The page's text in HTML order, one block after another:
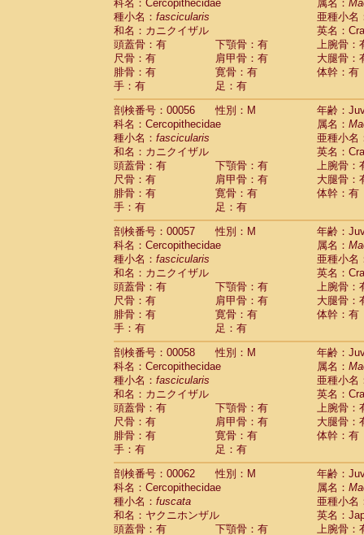
(0)
Cercopithecidae hybrid(1)
Cercopithecidae (0)
CercopithecidaeAllenopithecus
CercopithecidaeCercopithecus
CercopithecidaeCercopithecus
CercopithecidaeCercopithecus
CercopithecidaeCercopithecus diana
CercopithecidaeCercopithecus
Cercopithecidae
Cercopithecus
Cercopithecidae
Cercopithecus mitis
CercopithecidaeCercopithecus mitis
CercopithecidaeCercopithecus mitis
CercopithecidaeCercopithecus mona
CercopithecidaeCercopithecus
CercopithecidaeCercopithecus
CercopithecidaeCercopithecus
Cercopithecidae
Cercopithecusspp.(0)
Cercopithecidae
Chlorocebus
CercopithecidaeChlorocebus
CercopithecidaeErythrocebus patas
CercopithecidaeMiopithecus talapoin
CercopithecidaeCercopithecinae spp.
CercopithecidaeColobus angolensis
CercopithecidaeColobus guereza (0)
Cercopithecidae Colobus polykomos
Cercopithecidae Piliocolobus badius
Cercopithecidae Kasi senex vetulus(0)
CercopithecidaeKasi senex
CercopithecidaeNasalis larvatus(0)
CercopithecidaePresbytes
CercopithecidaePygathrix nemaeus
CercopithecidaeSemnopithecus
Cercopithecidae
Trachypithecus
Cercopithecidae
Trachypithecus
Cercopithecidae
Trachypithecus
CercopithecidaeTrachypithecus
科名：Cercopithecidae
属名：
種小名： fascicularis
亜種小名
和名：カニクイザル
英名：
頭蓋骨：有
下顎骨：有
上腕骨：
尺骨：有
肩甲骨：有
大腿骨：
腓骨：有
寛骨：有
体幹：有
手：有
足：有
剖検番号：00056
性別：M
年齢：
科名：Cercopithecidae
属名：
種小名： fascicularis
亜種小名
和名：カニクイザル
英名：
頭蓋骨：有
下顎骨：有
上腕骨：
尺骨：有
肩甲骨：有
大腿骨：
腓骨：有
寛骨：有
体幹：有
手：有
足：有
剖検番号：00057
性別：M
年齢：
科名：Cercopithecidae
属名：
種小名： fascicularis
亜種小名
和名：カニクイザル
英名：
頭蓋骨：有
下顎骨：有
上腕骨：
尺骨：有
肩甲骨：有
大腿骨：
腓骨：有
寛骨：有
体幹：有
手：有
足：有
剖検番号：00058
性別：M
年齢：
科名：Cercopithecidae
属名：
種小名： fascicularis
亜種小名
和名：カニクイザル
英名：
頭蓋骨：有
下顎骨：有
上腕骨：
尺骨：有
肩甲骨：有
大腿骨：
腓骨：有
寛骨：有
体幹：有
手：有
足：有
剖検番号：00062
性別：M
年齢：
科名：Cercopithecidae
属名：
種小名： fuscata
亜種小名
和名：ヤクニホンザル
英名：
頭蓋骨：有
下顎骨：有
上腕骨：